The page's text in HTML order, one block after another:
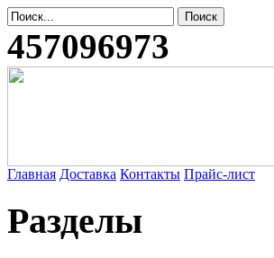
457096973
Главная Доставка Контакты Прайс-лист
Разделы